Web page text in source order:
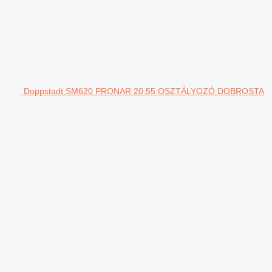
Doppstadt SM620 PRONAR 20.55 OSZTÁLYOZÓ DOBROSTA